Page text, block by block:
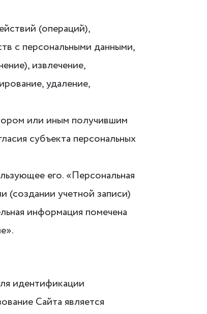
(операций),
с персональными данными,
извлечение,
удаление,
или иным получившим
субъекта персональных
его. «Персональная
(создании учетной записи)
информация помечена
идентификации
Сайта является